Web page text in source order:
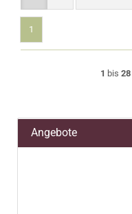
1
1 bis 28
Angebote